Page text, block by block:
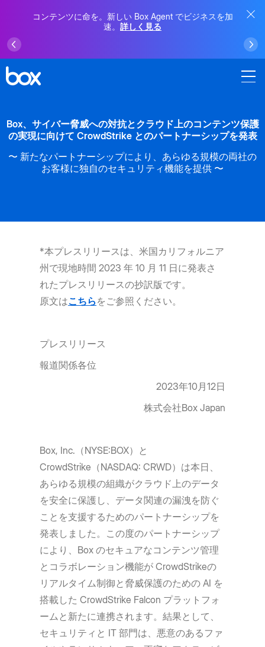
コンテンツに命を。新しい Box Agent でビジネスを加
速。 詳しく見る
Box、サイバー脅威への対抗とクラウド上のコンテンツ保護
の実現に向けて CrowdStrike とのパートナーシップを発表
〜 新たなパートナーシップにより、あらゆる規模の両社の
お客様に独自のセキュリティ機能を提供 〜
*本プレスリリースは、米国カリフォルニア
州で現地時間 2023 年 10 月 11 日に発表さ
れたプレスリリースの抄訳版です。
原文はこちら をご参照ください。
プレスリリース
報道関係各位
2023年10月12日
株式会社Box Japan
Box, Inc.（NYSE:BOX）と
CrowdStrike（NASDAQ: CRWD）は本日、
あらゆる規模の組織がクラウド上のデータ
を安全に保護し、データ関連の漏洩を防ぐ
ことを支援するためのパートナーシップを
発表しました。この度のパートナーシップ
により、Box のセキュアなコンテンツ管理
とコラボレーション機能が CrowdStrikeの
リアルタイム制御と脅威保護のための AI を
搭載した CrowdStrike Falcon プラットフォ
ームと新たに連携されます。結果として、
セキュリティと IT 部門は、悪意のあるファ